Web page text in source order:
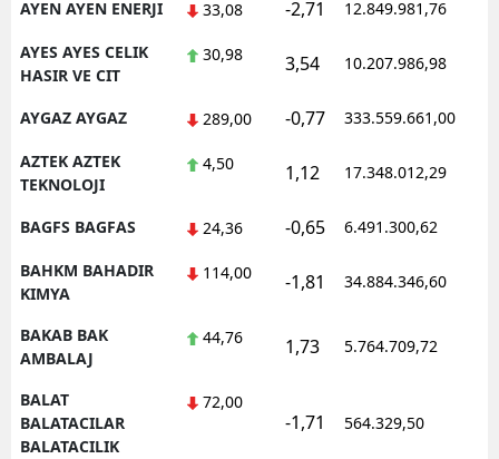
AYEN AYEN ENERJI 33,08 -2,71 12.849.981,76
AYES AYES CELIK
HASIR VE CIT
30,98 3,54 10.207.986,98
AYGAZ AYGAZ 289,00 -0,77 333.559.661,00
AZTEK AZTEK
TEKNOLOJI
4,50 1,12 17.348.012,29
BAGFS BAGFAS 24,36 -0,65 6.491.300,62
BAHKM BAHADIR
KIMYA
114,00 -1,81 34.884.346,60
BAKAB BAK
AMBALAJ
44,76 1,73 5.764.709,72
BALAT
BALATACILAR
BALATACILIK
72,00
-1,71 564.329,50